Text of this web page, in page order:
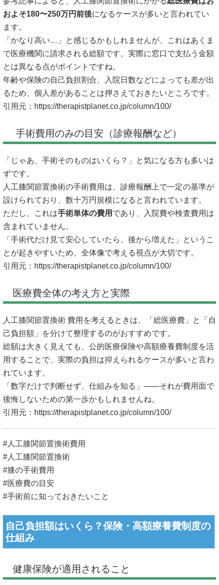
およそ180〜250万円前後になるケースが多いと言われてい
ます。
「かなり高い…」と感じるかもしれませんが、これはあくま
で医療機関に請求される総額です。実際に窓口で支払う金額
とは異なる点がポイントですね。
年齢や保険の自己負担割合、入院日数などによっても差が出
るため、個人差があることは押さえておきたいところです。
引用元： https://therapistplanet.co.jp/column/100/
手術費用のみの目安（診療報酬など）
「じゃあ、手術そのものはいくら？」と気になる方も多いは
ずです。
人工膝関節置換術の手術費用は、診療報酬上で一定の基準が
設けられており、数十万円規模になると言われています。
ただし、これは手術単体の費用 であり、入院費や検査費用は
含まれていません。
「手術代だけ見て安心していたら、後から増えた」というこ
とが起きやすいため、全体像で考える視点が大切です。
引用元： https://therapistplanet.co.jp/column/100/
医療費全体の考え方と実際
人工膝関節置換術 費用を考えるときは、「総医療費」と「自
己負担額」を分けて整理するのがおすすめです。
総額は大きく見えても、公的医療保険や高額療養費制度を活
用することで、実際の負担は抑えられるケースが多いと言わ
れています。
「数字だけで判断せず、仕組みを知る」――それが費用面で
後悔しないための第一歩かもしれませんね。
引用元： https://therapistplanet.co.jp/column/100/
#人工膝関節置換術費用
#人工膝関節置換術
#膝の手術費用
#医療費の目安
#手術前に知っておきたいこと
自己負担額はいくら？保険・高額療養費制度の
仕組み
健康保険が適用されること